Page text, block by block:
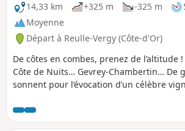
14,33 km
+325 m -325 m
Moyenne
Départ à Reulle-Vergy (Côte-d'Or)
De côtes en combes, prenez de l’altitude
Côte de Nuits… Gevrey-Chambertin… De
sonnent pour l’évocation d’un célèbre
méconnu ! Un environnement généreux
faune et une flore riches et diversifiées.